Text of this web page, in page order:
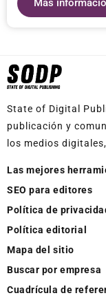
Más
State of Digital
publicación y
los medios
Las mejores
SEO para editores
Política de
Política editorial
Mapa del sitio
Buscar por empresa
Cuadrícula de